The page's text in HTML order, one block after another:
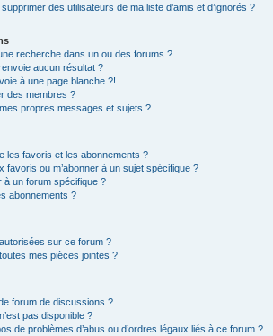
des utilisateurs de ma liste d’amis et d’ignorés ?
recherche dans un ou des forums ?
aucun résultat ?
à une page blanche ?!
des membres ?
propres messages et sujets ?
les favoris et les abonnements ?
favoris ou m’abonner à un sujet spécifique ?
à un forum spécifique ?
abonnements ?
sur ce forum ?
mes pièces jointes ?
forum de discussions ?
pas disponible ?
de problèmes d’abus ou d’ordres légaux liés à ce forum ?